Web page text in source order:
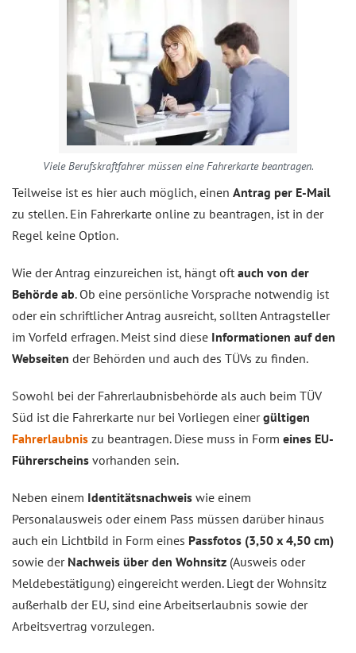
Viele Berufskraftfahrer müssen eine Fahrerkarte beantragen.
Teilweise ist es hier auch möglich, einen Antrag per E-Mail
zu stellen. Ein Fahrerkarte online zu beantragen, ist in der
Regel keine Option.
Wie der Antrag einzureichen ist, hängt oft auch von der
Behörde ab. Ob eine persönliche Vorsprache notwendig ist
oder ein schriftlicher Antrag ausreicht, sollten Antragsteller
im Vorfeld erfragen. Meist sind diese Informationen auf den
Webseiten der Behörden und auch des TÜVs zu finden.
Sowohl bei der Fahrerlaubnisbehörde als auch beim TÜV
Süd ist die Fahrerkarte nur bei Vorliegen einergültigen
Fahrerlaubnis zu beantragen. Diese muss in Form eines EU-
Führerscheins vorhanden sein.
Neben einem Identitätsnachweis wie einem
Personalausweis oder einem Pass müssen darüber hinaus
auch ein Lichtbild in Form eines Passfotos (3,50 x 4,50 cm)
sowie der Nachweis über den Wohnsitz (Ausweis oder
Meldebestätigung) eingereicht werden. Liegt der Wohnsitz
außerhalb der EU, sind eine Arbeitserlaubnis sowie der
Arbeitsvertrag vorzulegen.